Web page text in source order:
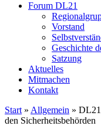
Forum DL21
Vorstand
Geschichte
Satzung
Aktuelles
Mitmachen
Kontakt
Start » Allgemein » DL21
den Sicherheitsbehörden